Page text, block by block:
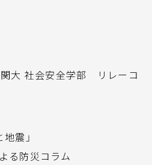
大 社会安全学部 リレーコ
震」
る防災コラム